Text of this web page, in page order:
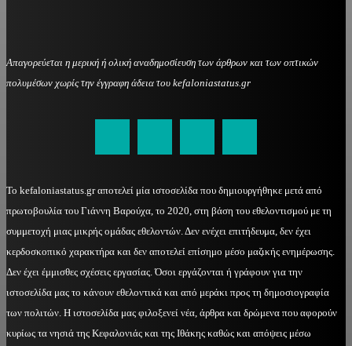
Απαγορεύεται η μερική ή ολική αναδημοσίευση των άρθρων και των οπτικών
πολυμέσων χωρίς την έγγραφη άδεια του kefaloniastatus.gr
Το kefaloniastatus.gr αποτελεί μία ιστοσελίδα που δημιουργήθηκε μετά από
πρωτοβουλία του Γιάννη Βαρούχα, το 2020, στη βάση του εθελοντισμού με τη
συμμετοχή μιας μικρής ομάδας εθελοντών. Δεν ενέχει επιτήδευμα, δεν έχει
κερδοσκοπικό χαρακτήρα και δεν αποτελεί επίσημο μέσο μαζικής ενημέρωσης.
Δεν έχει έμμισθες σχέσεις εργασίας. Όσοι εργάζονται ή γράφουν για την
ιστοσελίδα μας το κάνουν εθελοντικά και από μεράκι προς τη δημοσιογραφία
των πολιτών. Η ιστοσελίδα μας φιλοξενεί νέα, άρθρα και δρώμενα που αφορούν
κυρίως τα νησιά της Κεφαλονιάς και της Ιθάκης καθώς και απόψεις μέσω